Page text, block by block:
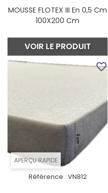
MOUSSE FLOTEX III En 0,5 Cm
100X200 Cm
VOIR LE PRODUIT
APERÇU RAPIDE
Référence : VN812
favorite_border